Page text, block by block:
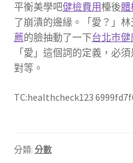
平衡美學吧健檢費用檯後體
了崩潰的邊緣。「愛？」林
薦的臉抽動了一下台北巿
「愛」這個詞的定義，必須
對等。
TC:healthcheck123
分類: 分數